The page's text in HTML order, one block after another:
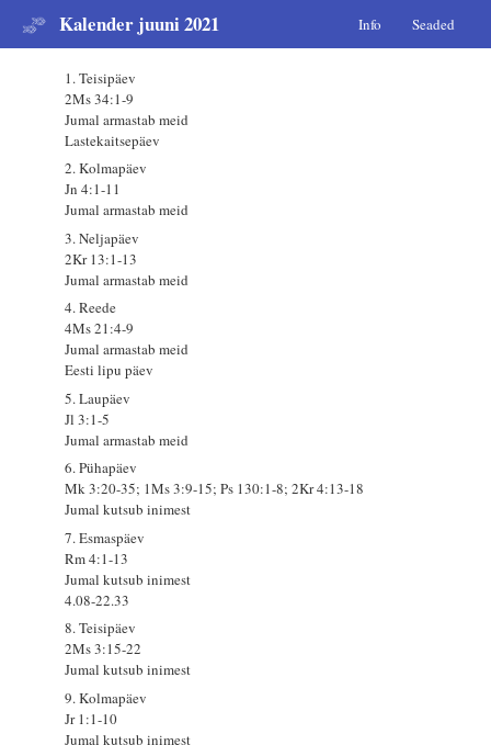
Kalender juuni 2021 Info Seaded
1. Teisipäev
2Ms 34:1-9
Jumal armastab meid
Lastekaitsepäev
2. Kolmapäev
Jn 4:1-11
Jumal armastab meid
3. Neljapäev
2Kr 13:1-13
Jumal armastab meid
4. Reede
4Ms 21:4-9
Jumal armastab meid
Eesti lipu päev
5. Laupäev
Jl 3:1-5
Jumal armastab meid
6. Pühapäev
Mk 3:20-35; 1Ms 3:9-15; Ps 130:1-8; 2Kr 4:13-18
Jumal kutsub inimest
7. Esmaspäev
Rm 4:1-13
Jumal kutsub inimest
4.08-22.33
8. Teisipäev
2Ms 3:15-22
Jumal kutsub inimest
9. Kolmapäev
Jr 1:1-10
Jumal kutsub inimest